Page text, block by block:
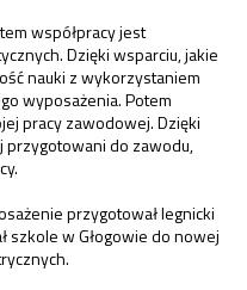
współpracy jest
Dzięki wsparciu, jakie
nauki z wykorzystaniem
wyposażenia. Potem
pracy zawodowej. Dzięki
przygotowani do zawodu,
przygotował legnicki
szkole w Głogowie do nowej